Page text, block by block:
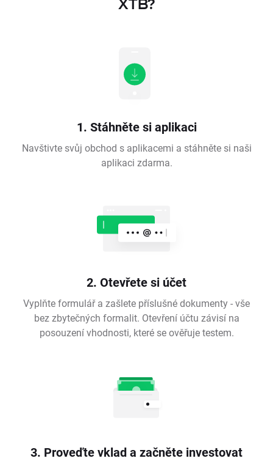
XTB?
1. Stáhněte si aplikaci
Navštivte svůj obchod s aplikacemi a stáhněte si naši
aplikaci zdarma.
2. Otevřete si účet
Vyplňte formulář a zašlete příslušné dokumenty - vše
bez zbytečných formalit. Otevření účtu závisí na
posouzení vhodnosti, které se ověřuje testem.
3. Proveďte vklad a začněte investovat